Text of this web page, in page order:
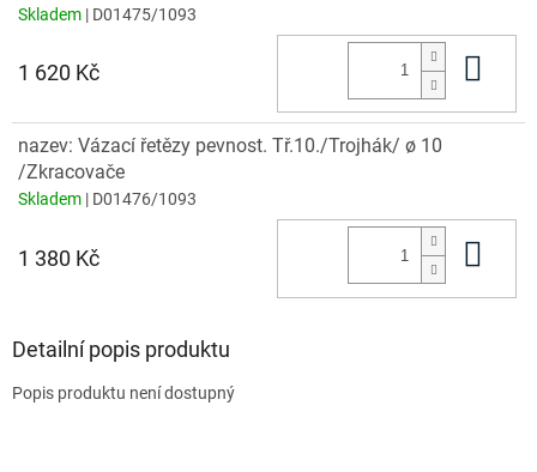
Skladem | D01475/1093
1 620 Kč
nazev: Vázací řetězy pevnost. Tř.10./Trojhák/ ø 10
/Zkracovače
Skladem | D01476/1093
1 380 Kč
Detailní popis produktu
Popis produktu není dostupný